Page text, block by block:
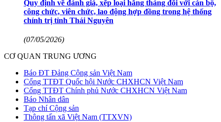
Quy định về đánh giá, xếp loại hằng tháng đối với cán bộ,
công chức, viên chức, lao động hợp đồng trong hệ thống
chính trị tỉnh Thái Nguyên
(07/05/2026)
CƠ QUAN TRUNG ƯƠNG
Báo ĐT Đảng Cộng sản Việt Nam
Cổng TTĐT Quốc hội Nước CHXHCN Việt Nam
Cổng TTĐT Chính phủ Nước CHXHCN Việt Nam
Báo Nhân dân
Tạp chí Cộng sản
Thông tấn xã Việt Nam (TTXVN)